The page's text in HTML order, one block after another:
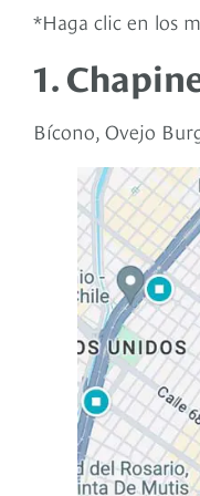
*Haga clic en los
1.
Bícono, Ovejo